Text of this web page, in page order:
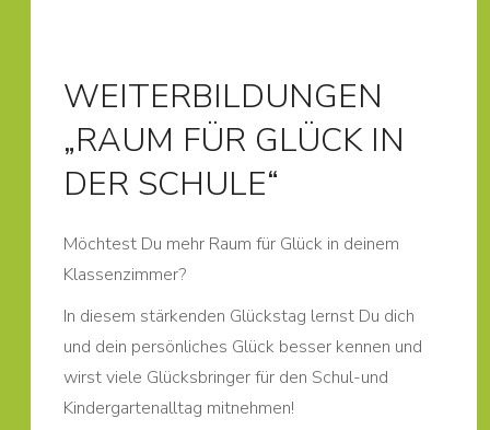
WEITERBILDUNGEN
„RAUM FÜR GLÜCK IN
DER SCHULE“
Möchtest Du mehr Raum für Glück in deinem
Klassenzimmer?
In diesem stärkenden Glückstag lernst Du dich
und dein persönliches Glück besser kennen und
wirst viele Glücksbringer für den Schul-und
Kindergartenalltag mitnehmen!